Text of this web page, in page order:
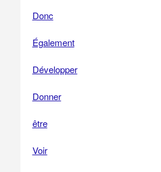
Donc
Également
Développer
Donner
être
Voir